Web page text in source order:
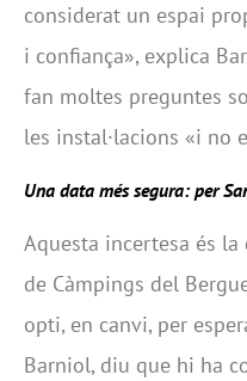
considerat un espai
i confiança», explica
fan moltes preguntes
les instal·lacions «i no
Una data més segura: per
Aquesta incertesa és la
de Càmpings del
opti, en canvi, per
Barniol, diu que hi ha